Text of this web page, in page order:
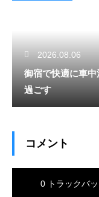
2026.08.06
御宿で快適に車
過ごす
コメント
0 トラックバッ